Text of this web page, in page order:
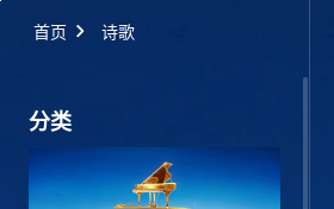
首页 诗歌
分类